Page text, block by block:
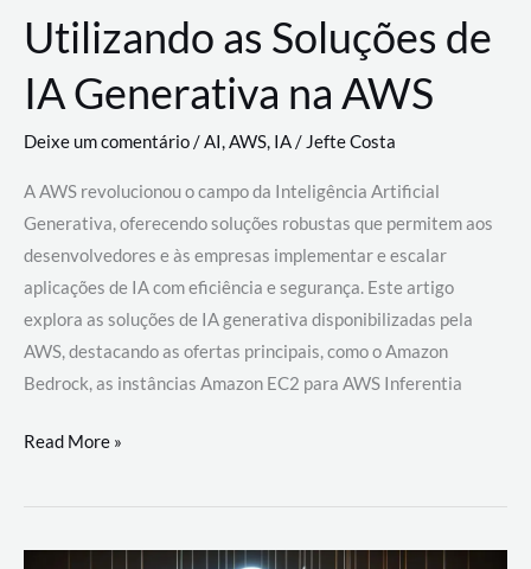
Utilizando as Soluções de
IA Generativa na AWS
Deixe um comentário/AI,AWS, IA/Jefte Costa
A AWS revolucionou o campo da Inteligência Artificial
Generativa, oferecendo soluções robustas que permitem aos
desenvolvedores e às empresas implementar e escalar
aplicações de IA com eficiência e segurança. Este artigo
explora as soluções de IA generativa disponibilizadas pela
AWS, destacando as ofertas principais, como o Amazon
Bedrock, as instâncias Amazon EC2 para AWS Inferentia
Utilizando
Soluções
Read More »